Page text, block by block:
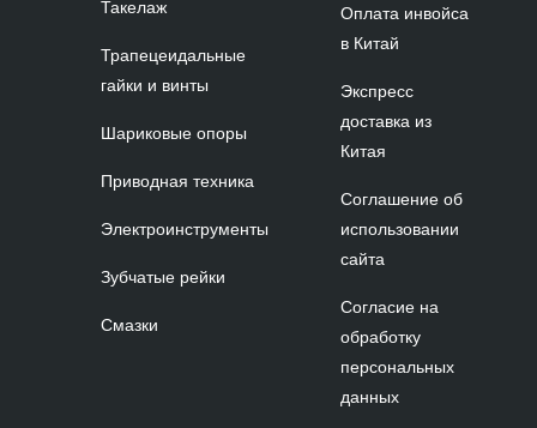
Такелаж
Трапецеидальные
гайки и винты
Шариковые опоры
Приводная техника
Электроинструменты
Зубчатые рейки
Смазки
Оплата инвойса
в Китай
Экспресс
доставка из
Китая
Соглашение об
использовании
сайта
Согласие на
обработку
персональных
данных